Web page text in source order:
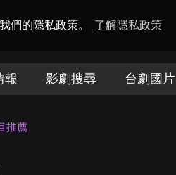
們的隱私政策。 了解隱私政策
報 影劇搜尋 台劇國片
推薦